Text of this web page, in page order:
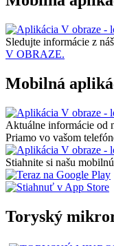
Sledujte informácie z
V OBRAZE.
Mobilná
Aktuálne informácie od
Priamo vo vašom
Stiahnite si našu
Toryský